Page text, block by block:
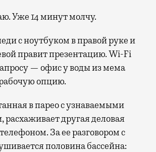
Уже 14 минут молчу.
с ноутбуком в правой руке и
правит презентацию. Wi-Fi
— офис у воды из мема
опцию.
в парео с узнаваемыми
другая деловая
За ее разговором с
половина бассейна: